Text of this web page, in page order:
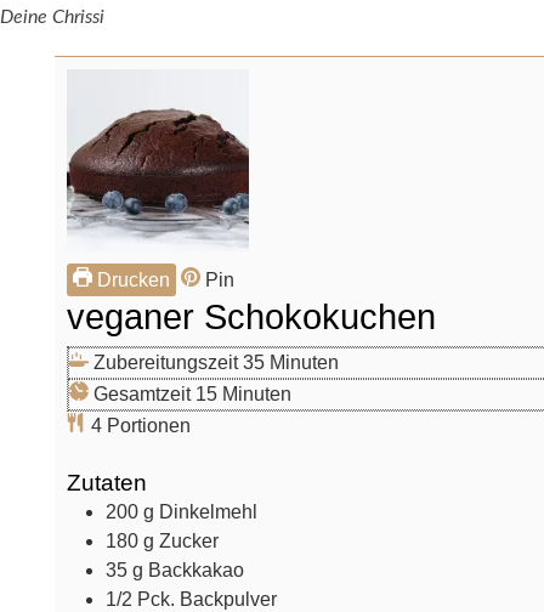
Deine Chrissi
Drucken Pin
veganer Schokokuchen
Zubereitungszeit35Minuten
Minuten
Gesamtzeit 15Minuten
Minuten
4 Portionen
Zutaten
200 g Dinkelmehl
180 g Zucker
35 g Backkakao
1/2 Pck. Backpulver